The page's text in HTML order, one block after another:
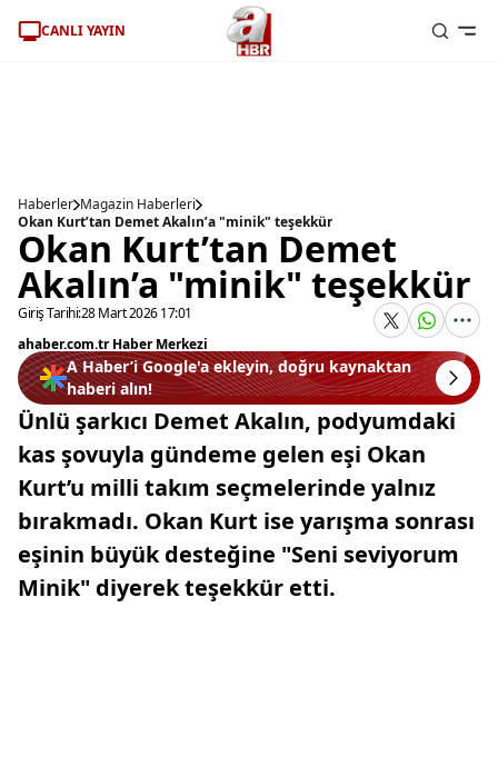
CANLI YAYIN
Haberler Magazin Haberleri
Okan Kurt’tan Demet Akalın’a "minik" teşekkür
Okan Kurt’tan Demet
Akalın’a "minik" teşekkür
Giriş Tarihi:28 Mart 2026 17:01
ahaber.com.tr Haber Merkezi
A Haber’i Google'a ekleyin, doğru kaynaktan
haberi alın!
Ünlü şarkıcı Demet Akalın, podyumdaki
kas şovuyla gündeme gelen eşi Okan
Kurt’u milli takım seçmelerinde yalnız
bırakmadı. Okan Kurt ise yarışma sonrası
eşinin büyük desteğine "Seni seviyorum
Minik" diyerek teşekkür etti.